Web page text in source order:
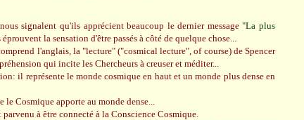
signalent qu'ils apprécient beaucoup le dernier message"La plus
la sensation d'être passés à côté de quelque chose...
l'anglais, la "lecture" ("cosmical lecture", of course) de Spencer
qui incite les Chercheurs à creuser et méditer...
il représente le monde cosmique en haut et un monde plus dense en
le Cosmique apporte au monde dense...
à être connecté à la Conscience Cosmique.